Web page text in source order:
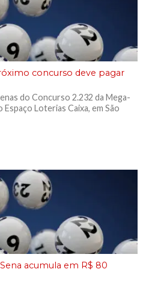
concurso deve pagar
do Concurso 2.232 da Mega-
Loterias Caixa, em São
acumula em R$ 80